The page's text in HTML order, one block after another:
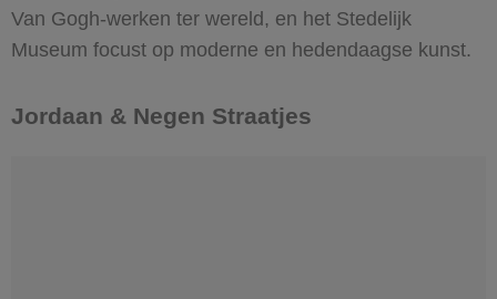
Van Gogh-werken ter wereld, en het Stedelijk
Museum focust op moderne en hedendaagse kunst.
Jordaan & Negen Straatjes